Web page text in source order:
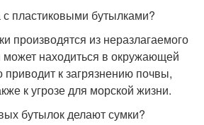
пластиковыми бутылками?
производятся из неразлагаемого
находиться в окружающей
приводит к загрязнению почвы,
к угрозе для морской жизни.
бутылок делают сумки?